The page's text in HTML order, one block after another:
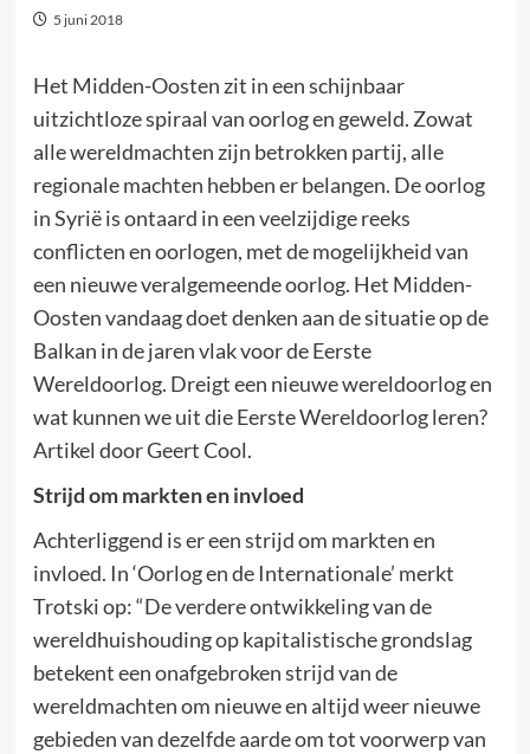
5 juni 2018
Het Midden-Oosten zit in een schijnbaar
uitzichtloze spiraal van oorlog en geweld. Zowat
alle wereldmachten zijn betrokken partij, alle
regionale machten hebben er belangen. De oorlog
in Syrië is ontaard in een veelzijdige reeks
conflicten en oorlogen, met de mogelijkheid van
een nieuwe veralgemeende oorlog. Het Midden-
Oosten vandaag doet denken aan de situatie op de
Balkan in de jaren vlak voor de Eerste
Wereldoorlog. Dreigt een nieuwe wereldoorlog en
wat kunnen we uit die Eerste Wereldoorlog leren?
Artikel door Geert Cool.
Strijd om markten en invloed
Achterliggend is er een strijd om markten en
invloed. In ‘Oorlog en de Internationale’ merkt
Trotski op: “De verdere ontwikkeling van de
wereldhuishouding op kapitalistische grondslag
betekent een onafgebroken strijd van de
wereldmachten om nieuwe en altijd weer nieuwe
gebieden van dezelfde aarde om tot voorwerp van